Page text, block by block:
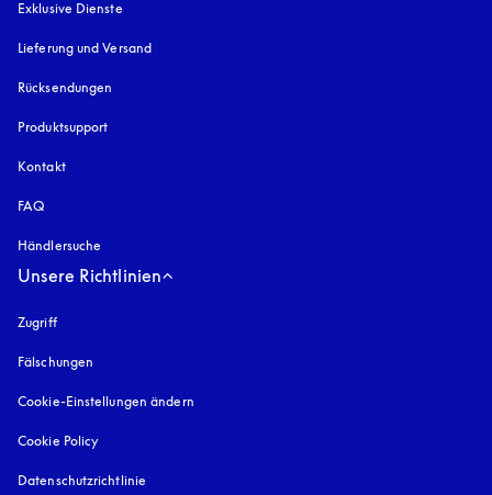
Exklusive Dienste
Lieferung und Versand
Rücksendungen
Produktsupport
Kontakt
FAQ
Händlersuche
Unsere Richtlinien
Zugrifföffnet sich in einem neuen Tab
Fälschungen
Cookie-Einstellungen ändern
Cookie Policy
Datenschutzrichtlinie